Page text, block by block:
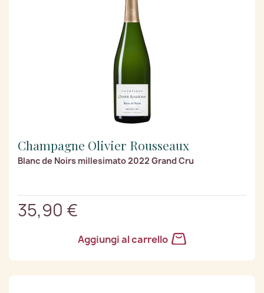
Champagne Olivier Rousseaux
Blanc de Noirs millesimato 2022 Grand Cru
35,90 €
Aggiungi al carrello